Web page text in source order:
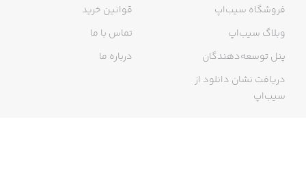
فروشگاه سیب‌اپ
وبلاگ سیب‌اپ
پنل توسعه‌دهندگان
دریافت نشان دانلود از
سیب‌اپ
قوانین خرید
تماس با ما
درباره ما